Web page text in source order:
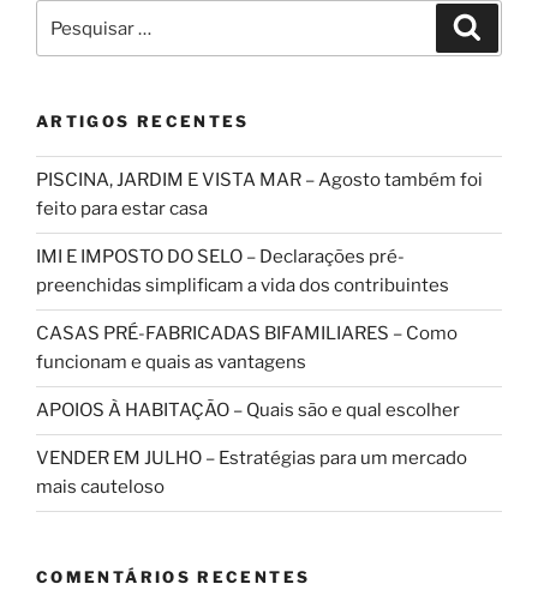
por:
ARTIGOS RECENTES
PISCINA, JARDIM E VISTA MAR – Agosto também foi
feito para estar casa
IMI E IMPOSTO DO SELO – Declarações pré-
preenchidas simplificam a vida dos contribuintes
CASAS PRÉ-FABRICADAS BIFAMILIARES – Como
funcionam e quais as vantagens
APOIOS À HABITAÇÃO – Quais são e qual escolher
VENDER EM JULHO – Estratégias para um mercado
mais cauteloso
COMENTÁRIOS RECENTES